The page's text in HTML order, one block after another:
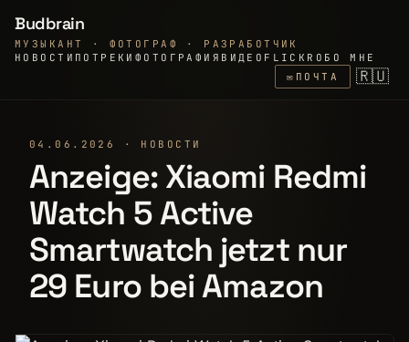
Budbrain
МУЗЫКАНТ · ФОТОГРАФ · РАЗРАБОТЧИК
НОВОСТИ ПО ТРЕКИ ФОТОГРАФИЯ ВИДЕО FLICKR ОБО МНЕ
✉ ПОЧТА 🇷🇺
04.06.2026 · НОВОСТИ
Anzeige: Xiaomi Redmi
Watch 5 Active
Smartwatch jetzt nur
29 Euro bei Amazon